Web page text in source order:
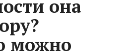
она
можно